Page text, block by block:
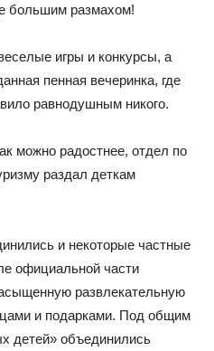
большим размахом!
игры и конкурсы, а
пенная вечеринка, где
равнодушным никого.
можно радостнее, отдел по
раздал деткам
и некоторые частные
официальной части
развлекательную
и подарками. Под общим
детей» объединились